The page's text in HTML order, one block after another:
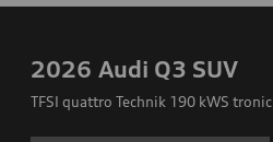
2026 Audi Q3 SUV
TFSI quattro Technik 190 kWS tronic